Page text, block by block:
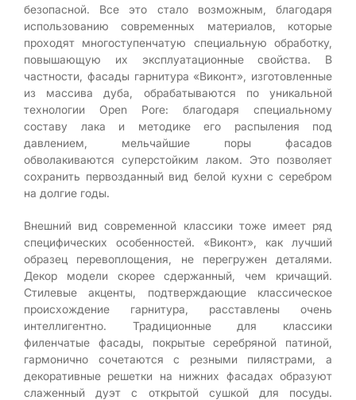
безопасной. Все это стало возможным, благодаря
использованию современных материалов, которые
проходят многоступенчатую специальную обработку,
повышающую их эксплуатационные свойства. В
частности, фасады гарнитура «Виконт», изготовленные
из массива дуба, обрабатываются по уникальной
технологии Open Pore: благодаря специальному
составу лака и методике его распыления под
давлением, мельчайшие поры фасадов
обволакиваются суперстойким лаком. Это позволяет
сохранить первозданный вид белой кухни с серебром
на долгие годы.
Внешний вид современной классики тоже имеет ряд
специфических особенностей. «Виконт», как лучший
образец перевоплощения, не перегружен деталями.
Декор модели скорее сдержанный, чем кричащий.
Стилевые акценты, подтверждающие классическое
происхождение гарнитура, расставлены очень
интеллигентно. Традиционные для классики
филенчатые фасады, покрытые серебряной патиной,
гармонично сочетаются с резными пилястрами, а
декоративные решетки на нижних фасадах образуют
слаженный дуэт с открытой сушкой для посуды.